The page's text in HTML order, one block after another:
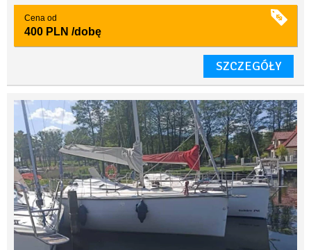
Cena od
400 PLN /dobę
SZCZEGÓŁY